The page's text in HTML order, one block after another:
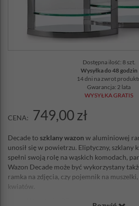
Dostępna ilość: 8 szt.
Wysyłka do 48 godzin
14 dni na zwrot
Gwarancja: 2 lata
WYSYŁKA GRATIS
CENA: 749,00 zł
Decade to szklany wazon w aluminiowej
unosił się w powietrzu. Eliptyczny, szklany
spełni swoją rolę na wąskich komodach,
Wazon Decade może być wykorzystany
ramka na zdjęcia, czy pojemnik na
kwiatów.